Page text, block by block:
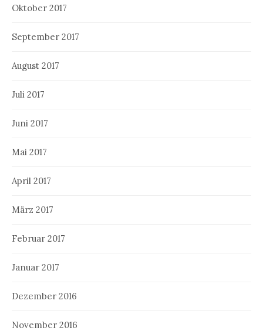
Oktober 2017
September 2017
August 2017
Juli 2017
Juni 2017
Mai 2017
April 2017
März 2017
Februar 2017
Januar 2017
Dezember 2016
November 2016